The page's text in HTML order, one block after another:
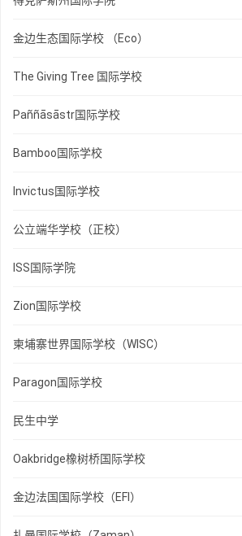
金边生态国际学校 （Eco）
The Giving Tree 国际学校
Paññāsāstr国际学校
Bamboo国际学校
Invictus国际学校
公立端华学校（正校）
ISS国际学院
Zion国际学校
柬埔寨世界国际学校（WISC）
Paragon国际学校
民生中学
Oakbridge橡树桥国际学校
金边法国国际学校（EFI）